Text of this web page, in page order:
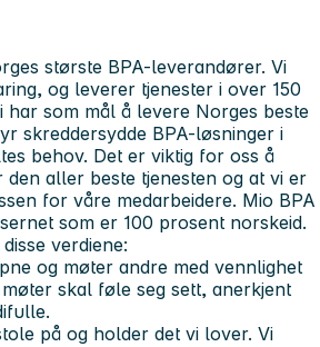
største BPA-leverandører. Vi
og leverer tjenester i over 150
har som mål å levere Norges beste
skreddersydde BPA-løsninger i
behov. Det er viktig for oss å
aller beste tjenesten og at vi er
for våre medarbeidere. Mio BPA
som er 100 prosent norskeid.
verdiene:
og møter andre med vennlighet
skal føle seg sett, anerkjent
på og holder det vi lover. Vi